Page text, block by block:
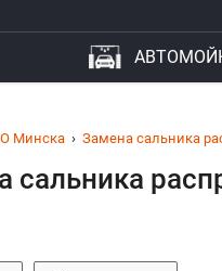
Минска Замена сальника
сальника